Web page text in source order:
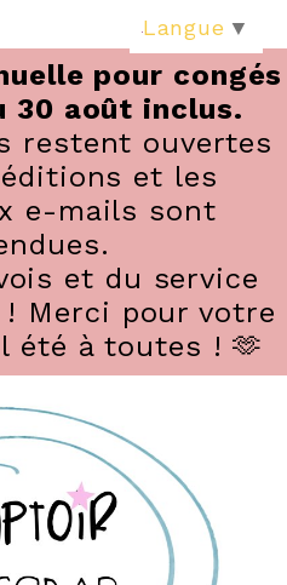
pour congés
30 août inclus.
restent ouvertes
et les
e-mails sont
et du service
Merci pour votre
été à toutes ! 🫶
Langue ▼